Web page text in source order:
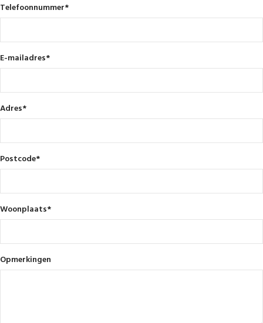
Telefoonnummer*
E-mailadres*
Adres*
Postcode*
Woonplaats*
Opmerkingen